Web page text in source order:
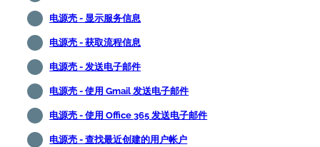
电源壳 - 显示服务信息
电源壳 - 获取流程信息
电源壳 - 发送电子邮件
电源壳 - 使用 Gmail 发送电子邮件
电源壳 - 使用 Office 365 发送电子邮件
电源壳 - 查找最近创建的用户帐户